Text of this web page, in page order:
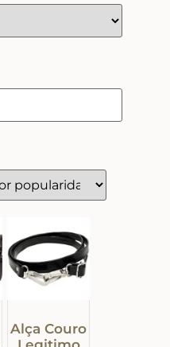
Alça Couro